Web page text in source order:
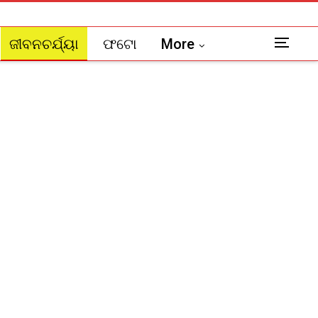
ଜୀବନଚର୍ଯ୍ୟା ଫଟୋ More